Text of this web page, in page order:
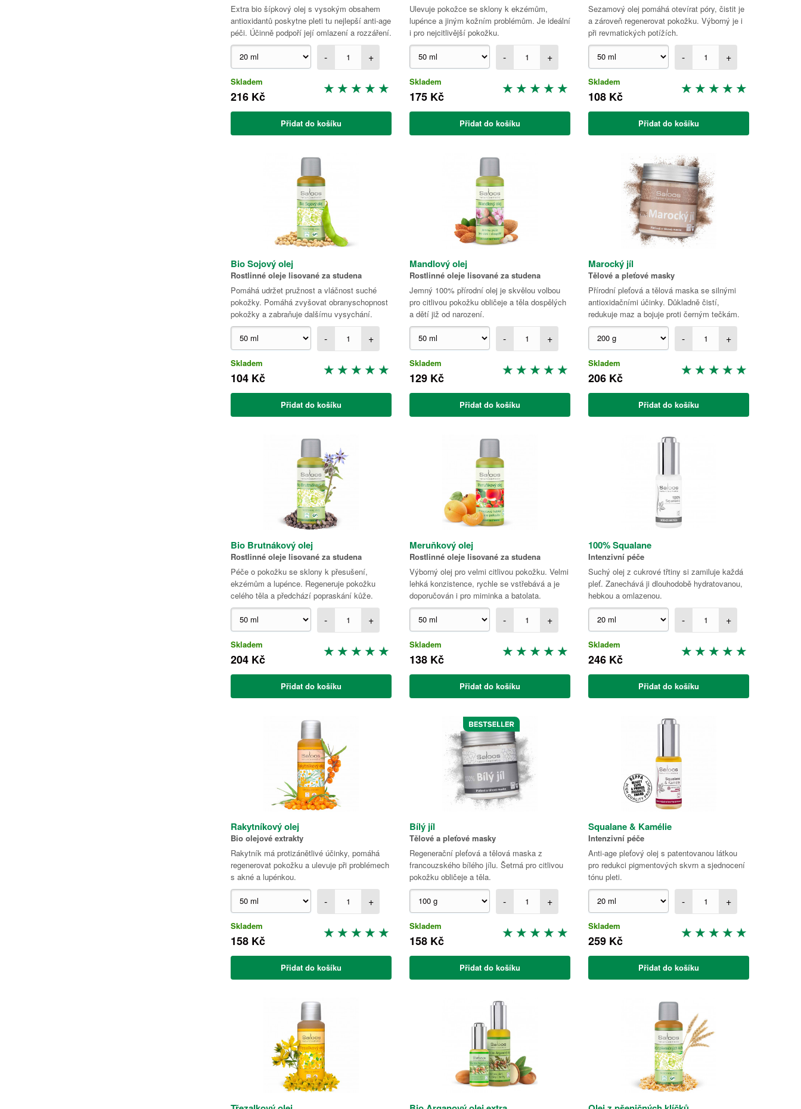
Extra bio šípkový olej s vysokým obsahem
antioxidantů poskytne pleti tu nejlepší anti-age
péči. Účinně podpoří její omlazení a rozzáření.
- +
Skladem
216 Kč
Přidat do košíku
Ulevuje pokožce se sklony k ekzémům,
lupénce a jiným kožním problémům. Je ideální
i pro nejcitlivější pokožku.
- +
Skladem
175 Kč
Přidat do košíku
Sezamový olej pomáhá otevírat póry, čistit je
a zároveň regenerovat pokožku. Výborný je i
při revmatických potížích.
- +
Skladem
108 Kč
Přidat do košíku
Bio Sojový olej
Rostlinné oleje lisované za studena
Pomáhá udržet pružnost a vláčnost suché
pokožky. Pomáhá zvyšovat obranyschopnost
pokožky a zabraňuje dalšímu vysychání.
- +
Skladem
104 Kč
Přidat do košíku
Mandlový olej
Rostlinné oleje lisované za studena
Jemný 100% přírodní olej je skvělou volbou
pro citlivou pokožku obličeje a těla dospělých
a dětí již od narození.
- +
Skladem
129 Kč
Přidat do košíku
Marocký jíl
Tělové a pleťové masky
Přírodní pleťová a tělová maska se silnými
antioxidačními účinky. Důkladně čistí,
redukuje maz a bojuje proti černým tečkám.
- +
Skladem
206 Kč
Přidat do košíku
Bio Brutnákový olej
Rostlinné oleje lisované za studena
Péče o pokožku se sklony k přesušení,
ekzémům a lupénce. Regeneruje pokožku
celého těla a předchází popraskání kůže.
- +
Skladem
204 Kč
Přidat do košíku
Meruňkový olej
Rostlinné oleje lisované za studena
Výborný olej pro velmi citlivou pokožku. Velmi
lehká konzistence, rychle se vstřebává a je
doporučován i pro miminka a batolata.
- +
Skladem
138 Kč
Přidat do košíku
100% Squalane
Intenzivní péče
Suchý olej z cukrové třtiny si zamiluje každá
pleť. Zanechává ji dlouhodobě hydratovanou,
hebkou a omlazenou.
- +
Skladem
246 Kč
Přidat do košíku
Rakytníkový olej
Bio olejové extrakty
Rakytník má protizánětlivé účinky, pomáhá
regenerovat pokožku a ulevuje při problémech
s akné a lupénkou.
- +
Skladem
158 Kč
Přidat do košíku
Bílý jíl
Tělové a pleťové masky
Regenerační pleťová a tělová maska z
francouzského bílého jílu. Šetrná pro citlivou
pokožku obličeje a těla.
- +
Skladem
158 Kč
Přidat do košíku
Squalane & Kamélie
Intenzivní péče
Anti-age pleťový olej s patentovanou látkou
pro redukci pigmentových skvrn a sjednocení
tónu pleti.
- +
Skladem
259 Kč
Přidat do košíku